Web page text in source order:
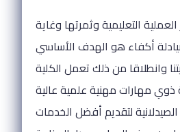
التعليمية وثمرتها وغاية
أكفاء هو الهدف الأساسي
وانطلاقا من ذلك تعمل الكلية
ذوي مهارات مهنية علمية عالية
لتقديم أفضل الخدمات